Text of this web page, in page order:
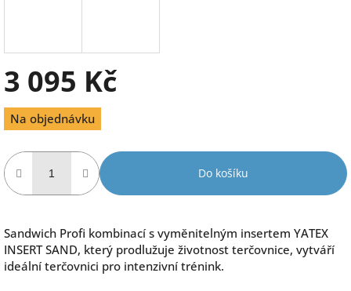
3 095 Kč
Měrná
cena:
Na objednávku
Do košíku
Sandwich Profi kombinací s vyměnitelným insertem YATEX
INSERT SAND, který prodlužuje životnost terčovnice, vytváří
ideální terčovnici pro intenzivní trénink.